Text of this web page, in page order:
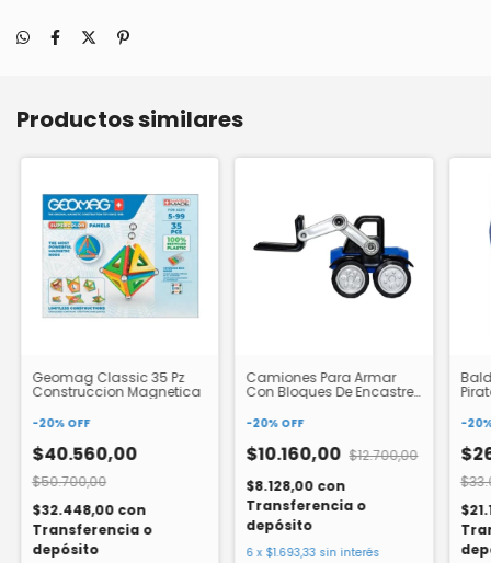
Productos similares
Geomag Classic 35 Pz
Construccion Magnetica
-20% OFF
$40.560,00
$50.700,00
$32.448,00 con
Transferencia o
depósito
Camiones Para Armar
Con Bloques De Encastre
-20% OFF
$10.160,00 $12.700,00
$8.128,00 con
Transferencia o
depósito
6 x $1.693,33 sin interés
-20